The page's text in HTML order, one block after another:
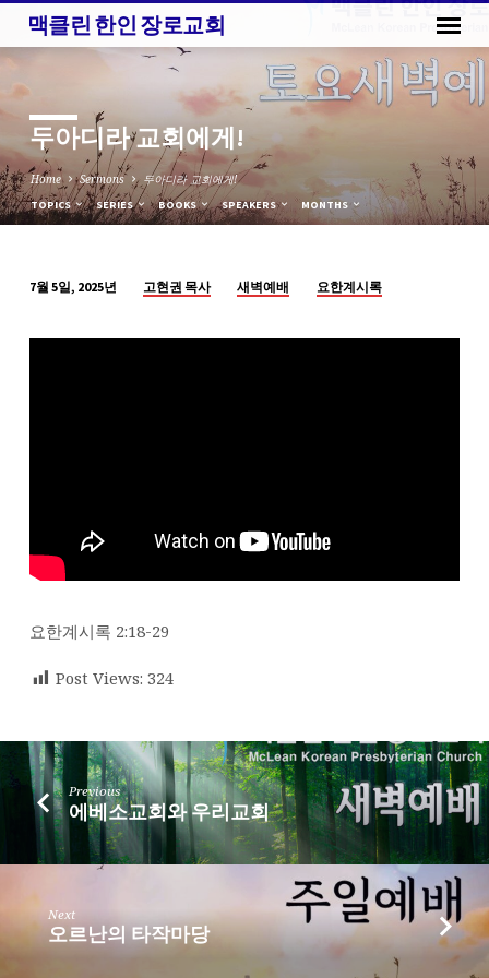
맥클린 한인 장로교회
두아디라 교회에게!
Home Sermons 두아디라 교회에게!
TOPICS SERIES BOOKS SPEAKERS MONTHS
아
7월 5일, 2025년 고현권 목사 새벽예배 요한계시록
요한계시록 2:18-29
Post Views: 324
Previous
에베소교회와 우리교회
Next
오르난의 타작마당